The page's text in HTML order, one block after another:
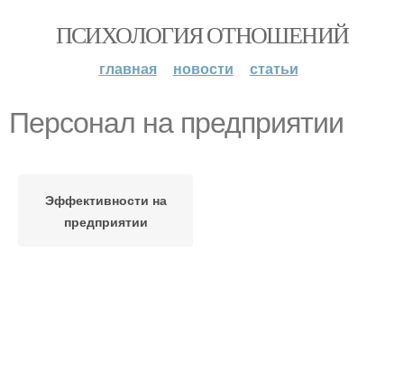
ПСИХОЛОГИЯ ОТНОШЕНИЙ
главная новости статьи
Персонал на предприятии
Эффективности на
предприятии